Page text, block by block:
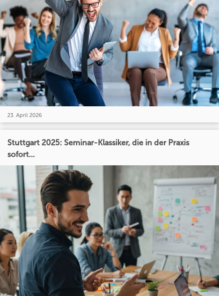
23. April 2026
Stuttgart 2025: Seminar-Klassiker, die in der Praxis
sofort...